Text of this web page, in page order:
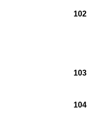
102
103
104